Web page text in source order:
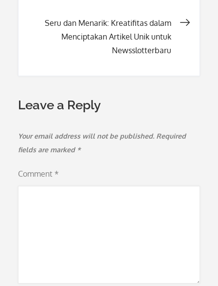
Seru dan Menarik: Kreatifitas dalam
Menciptakan Artikel Unik untuk
Newsslotterbaru
Leave a Reply
Your email address will not be published. Required
fields are marked *
Comment *